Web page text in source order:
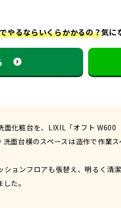
やるならいくらかかるの？気に
化粧台を、LIXIL「オフト
面台横のスペースは造作で作業ス
ョンフロアも張替え、明るく清
た。